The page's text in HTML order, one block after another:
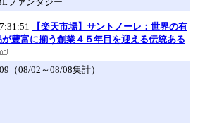
【楽天市場】サントノーレ：世界の有
豊富に揃う創業４５年目を迎える伝統ある
（08/02～08/08集計）